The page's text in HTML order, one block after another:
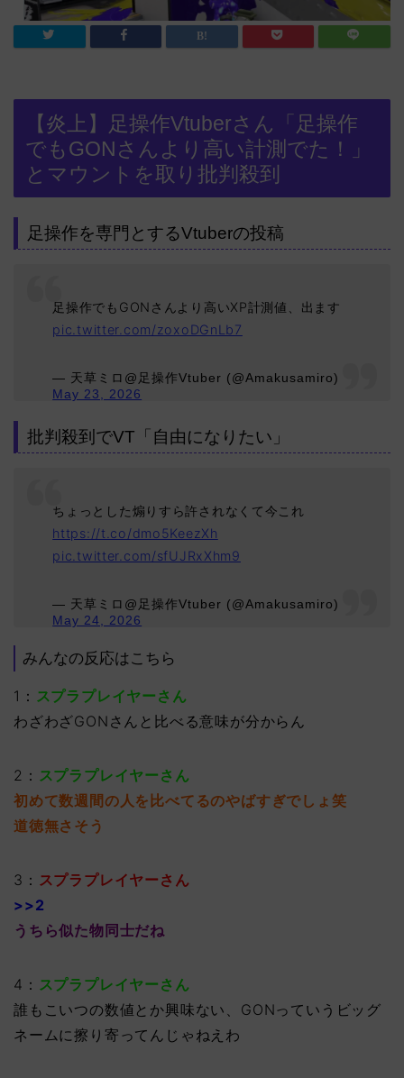
【炎上】足操作Vtuberさん「足操作
でもGONさんより高い計測でた！」
とマウントを取り批判殺到
足操作を専門とするVtuberの投稿
足操作でもGONさんより高いXP計測値、出ます
pic.twitter.com/zoxoDGnLb7
— 天草ミロ@足操作Vtuber (@Amakusamiro)
May 23, 2026
批判殺到でVT「自由になりたい」
ちょっとした煽りすら許されなくて今これ
https://t.co/dmo5KeezXh
pic.twitter.com/sfUJRxXhm9
— 天草ミロ@足操作Vtuber (@Amakusamiro)
May 24, 2026
みんなの反応はこちら
1： スプラプレイヤーさん
わざわざGONさんと比べる意味が分からん
2： スプラプレイヤーさん
初めて数週間の人を比べてるのやばすぎでしょ笑
道徳無さそう
3： スプラプレイヤーさん
>>2
うちら似た物同士だね
4： スプラプレイヤーさん
誰もこいつの数値とか興味ない、GONっていうビッグ
ネームに擦り寄ってんじゃねえわ